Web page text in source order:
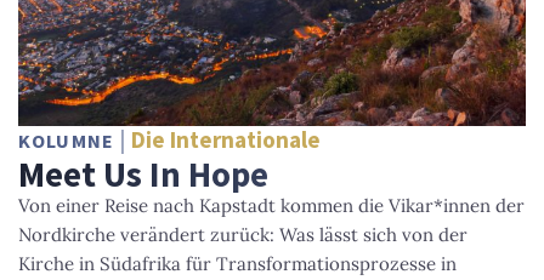
KOLUMNE Die Internationale
Meet Us In Hope
Von einer Reise nach Kapstadt kommen die Vikar*innen der
Nordkirche verändert zurück: Was lässt sich von der
Kirche in Südafrika für Transformationsprozesse in